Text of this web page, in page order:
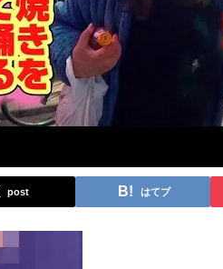
post はてブ